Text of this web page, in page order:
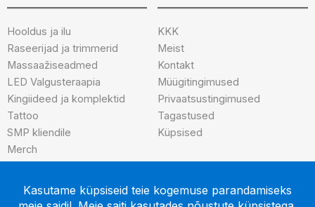
Hooldus ja ilu
Raseerijad ja trimmerid
Massaažiseadmed
LED Valgusteraapia
Kingiideed ja komplektid
Tattoo
SMP kliendile
Merch
INK-credible
After Art
KKK
Meist
Kontakt
Müügitingimused
Privaatsustingimused
Tagastused
Küpsised